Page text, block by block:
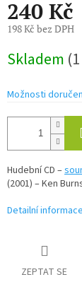
240 Kč
198 Kč bez DPH
cena:
Skladem
Možnosti
Hudební CD –
(2001) – Ken
Detailní informace
ZEPTAT SE